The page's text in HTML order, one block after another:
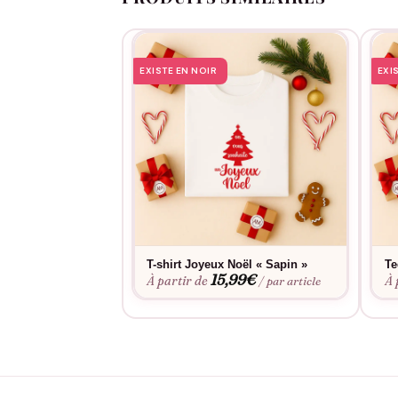
Réveillon & repas de famille: adoptez un
Week-ends de décembre: marchés de
Photocall maison
: pour immortaliser
Petite attention pour votre moitié
: optez
Ce design fonctionne parce qu’il parle à
les détails rouges réveillent l’ensemble
modes et qui s’invite dans chaque
Votre partenaire: un clin d’œil romantique
EXISTE EN NOIR
T-shirt Joyeux Noël « Sapin »
À partir de15,99€ / par article À